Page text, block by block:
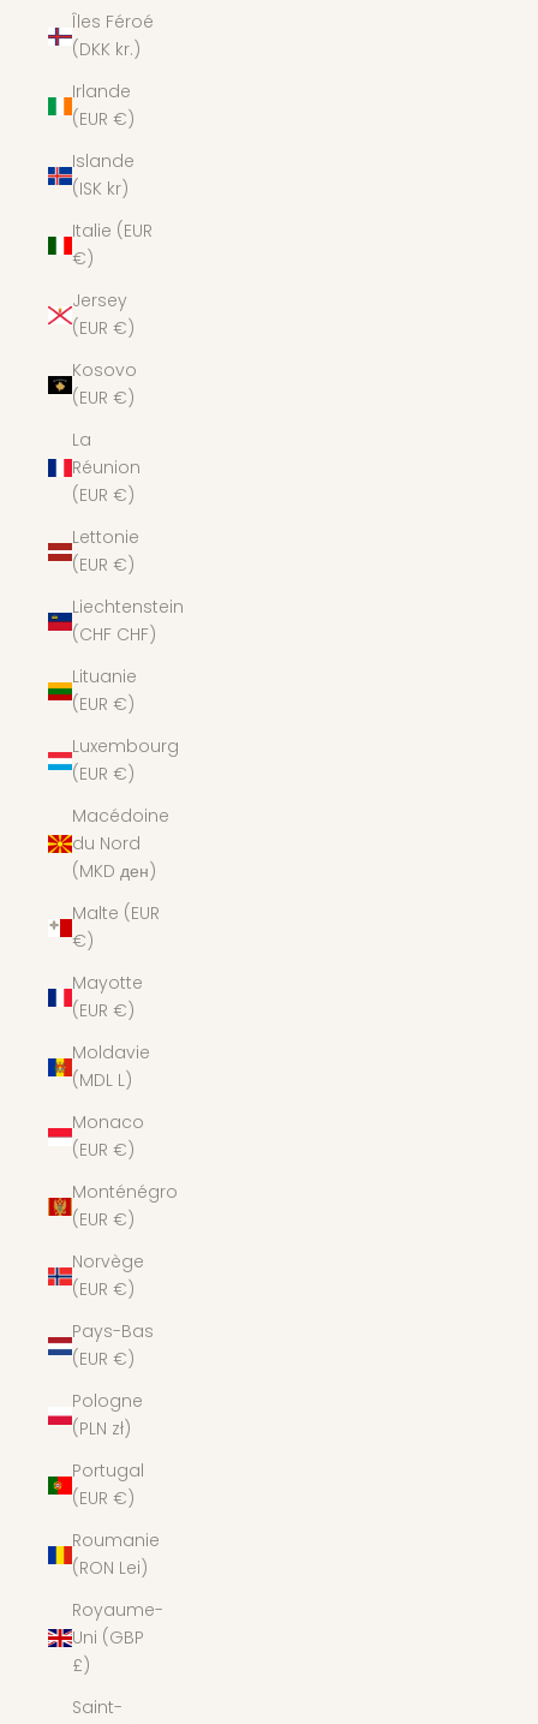
Îles Féroé
(DKK kr.)
Irlande
(EUR €)
Islande
(ISK kr)
Italie (EUR
€)
Jersey
(EUR €)
Kosovo
(EUR €)
La
Réunion
(EUR €)
Lettonie
(EUR €)
Liechtenstein
(CHF CHF)
Lituanie
(EUR €)
Luxembourg
(EUR €)
Macédoine
du Nord
(MKD ден)
Malte (EUR
€)
Mayotte
(EUR €)
Moldavie
(MDL L)
Monaco
(EUR €)
Monténégro
(EUR €)
Norvège
(EUR €)
Pays-Bas
(EUR €)
Pologne
(PLN zł)
Portugal
(EUR €)
Roumanie
(RON Lei)
Royaume-
Uni (GBP
£)
Saint-